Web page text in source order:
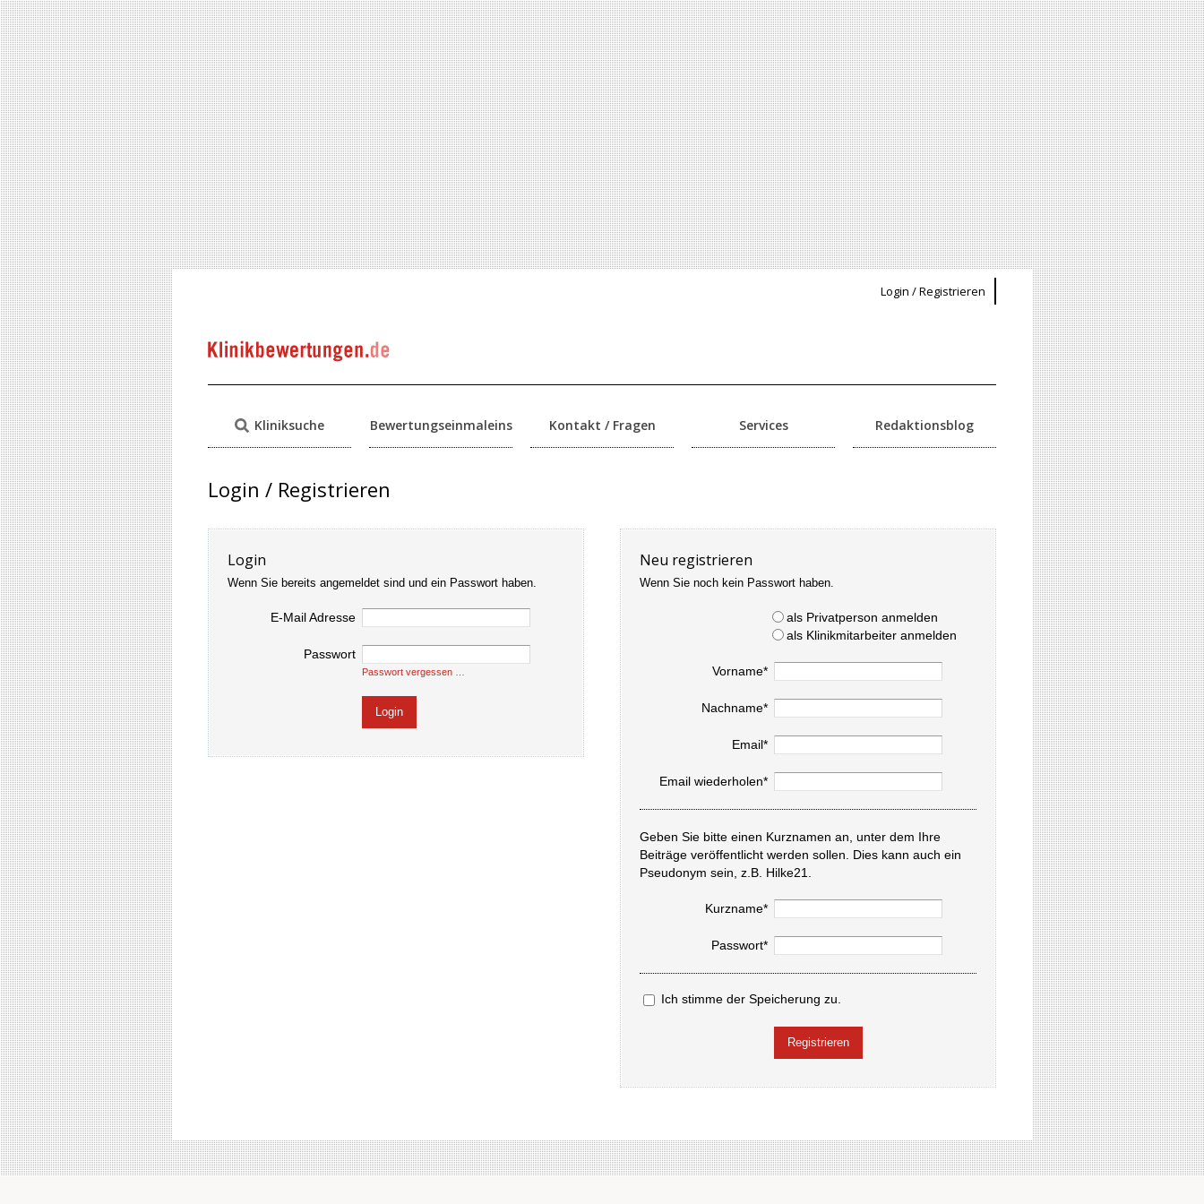
Login / Registrieren
Kliniksuche Bewertungseinmaleins Kontakt / Fragen Services Redaktionsblog
Login / Registrieren
Login
Wenn Sie bereits angemeldet sind und ein Passwort haben.
E-Mail Adresse
Passwort
Passwort vergessen …
Neu registrieren
Wenn Sie noch kein Passwort haben.
als Privatperson anmelden
als Klinikmitarbeiter anmelden
Vorname*
Nachname*
Email*
Email wiederholen*
Geben Sie bitte einen Kurznamen an, unter dem Ihre
Beiträge veröffentlicht werden sollen. Dies kann auch ein
Pseudonym sein, z.B. Hilke21.
Kurzname*
Passwort*
Ich stimme der Speicherung zu.